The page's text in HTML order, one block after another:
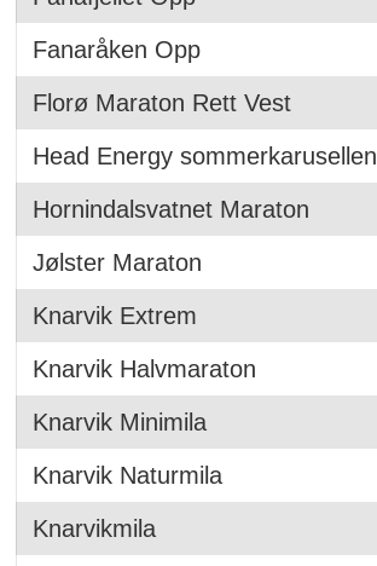
Fanaråken Opp
Florø Maraton Rett Vest
Head Energy sommerkarusellen
Hornindalsvatnet Maraton
Jølster Maraton
Knarvik Extrem
Knarvik Halvmaraton
Knarvik Minimila
Knarvik Naturmila
Knarvikmila